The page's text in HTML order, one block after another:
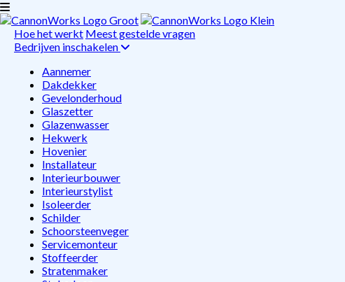
Hoe het werkt Meest gestelde vragen
Bedrijven inschakelen
Aannemer
Dakdekker
Gevelonderhoud
Glaszetter
Glazenwasser
Hekwerk
Hovenier
Installateur
Interieurbouwer
Interieurstylist
Isoleerder
Schilder
Schoorsteenveger
Servicemonteur
Stoffeerder
Stratenmaker